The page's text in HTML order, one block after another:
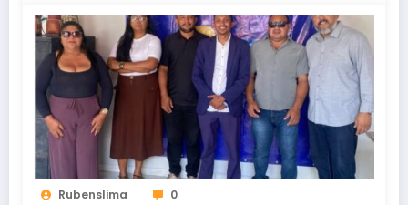
Rubenslima 0